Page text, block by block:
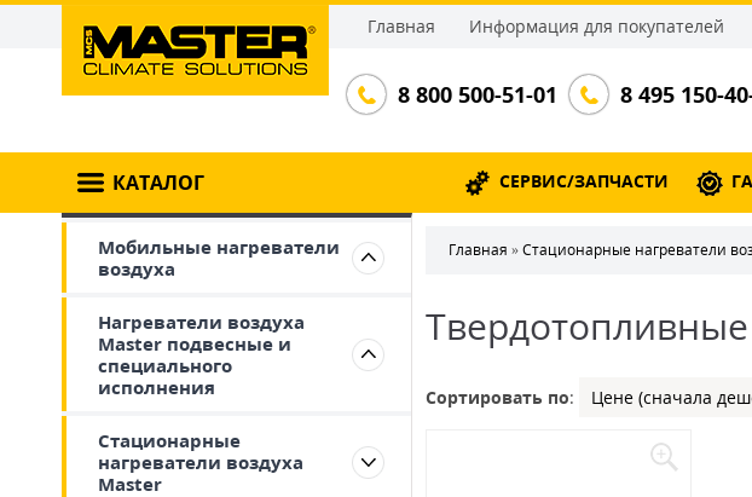
Главная Информация для покупателей
8 800 500-51-01 8 495 150-
КАТАЛОГ СЕРВИС/ЗАПЧАСТИ
Мобильные нагреватели
воздуха
Нагреватели воздуха
Master подвесные и
специального
исполнения
Стационарные
нагреватели воздуха
Master
Главная »Стационарные нагреватели
Сортировать по: